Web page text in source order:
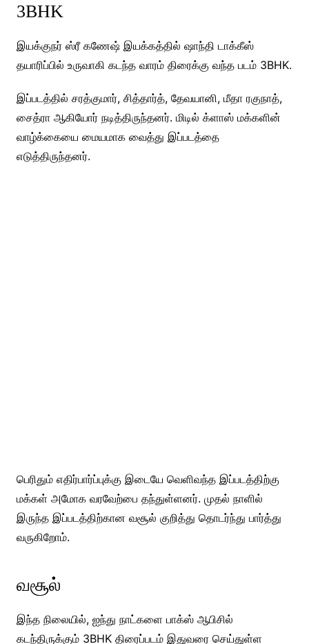
3BHK
இயக்குநர் ஸ்ரீ கணேஷ் இயக்கத்தில் ஷாந்தி டாக்கீஸ்
தயாரிப்பில் உருவாகி கடந்த வாரம் திரைக்கு வந்த படம் 3BHK.
இப்படத்தில் சரத்குமார், சித்தார்த், தேவயானி, மீதா ரகுநாத்,
சைத்ரா ஆகியோர் நடித்திருந்தனர். மிடில் க்ளாஸ் மக்களின்
வாழ்க்கையை மையமாக வைத்து இப்படத்தை
எடுத்திருந்தனர்.
பெரிதும் எதிர்பார்ப்புக்கு இடையே வெளிவந்த இப்படத்திற்கு
மக்கள் அமோக வரவேற்பை தந்துள்ளனர். முதல் நாளில்
இருந்த இப்படத்திற்கான வசூல் குறித்து தொடர்ந்து பார்த்து
வருகிறோம்.
வசூல்
இந்த நிலையில், ஐந்து நாட்களை பாக்ஸ் ஆபிசில்
கடந்திருக்கும் 3BHK திரைப்படம் இதுவரை செய்துள்ள